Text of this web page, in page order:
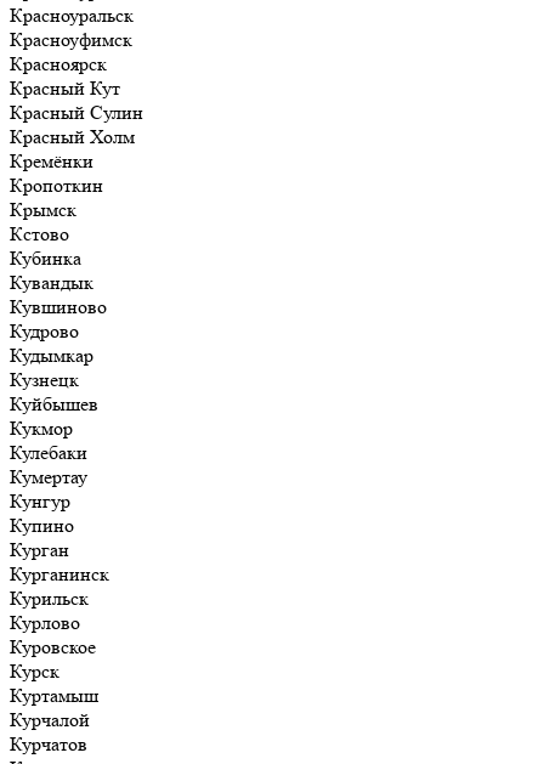
Красноуральск
Красноуфимск
Красноярск
Красный Кут
Красный Сулин
Красный Холм
Кремёнки
Кропоткин
Крымск
Кстово
Кубинка
Кувандык
Кувшиново
Кудрово
Кудымкар
Кузнецк
Куйбышев
Кукмор
Кулебаки
Кумертау
Кунгур
Купино
Курган
Курганинск
Курильск
Курлово
Куровское
Курск
Куртамыш
Курчалой
Курчатов